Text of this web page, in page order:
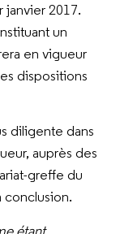
janvier 2017.
un
en vigueur
dispositions
diligente dans
auprès des
greffe du
conclusion.